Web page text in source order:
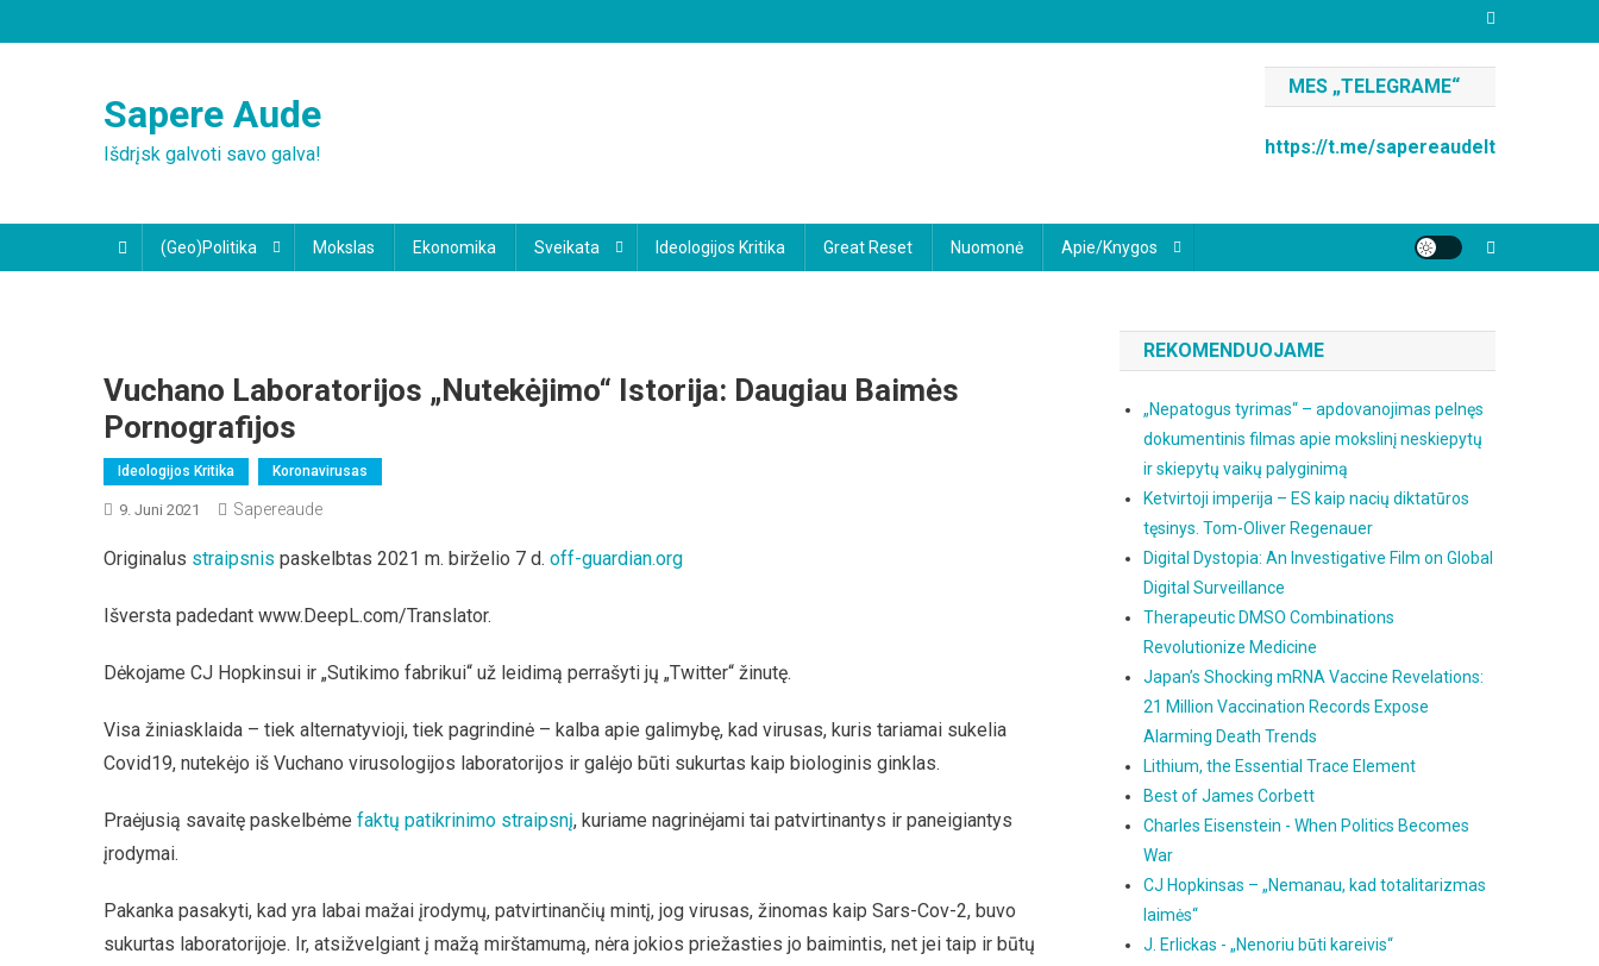
to
Sapere Aude
Išdrįsk galvoti savo galva!
MES „TELEGRAME“
https://t.me/sapereaudelt
(Geo)Politika Mokslas Ekonomika Sveikata Ideologijos Kritika Great Reset Nuomonė Apie/knygos
Vuchano Laboratorijos „nutekėjimo“ Istorija: Daugiau Baimės
Pornografijos
Ideologijos Kritika Koronavirusas
9. Juni 2021 Sapereaude
Originalus straipsnis paskelbtas 2021 m. birželio 7 d. off-guardian.org
Išversta padedant www.DeepL.com/Translator.
Dėkojame CJ Hopkinsui ir „Sutikimo fabrikui“ už leidimą perrašyti jų „Twitter“ žinutę.
Visa žiniasklaida – tiek alternatyvioji, tiek pagrindinė – kalba apie galimybę, kad virusas, kuris tariamai sukelia
Covid19, nutekėjo iš Vuchano virusologijos laboratorijos ir galėjo būti sukurtas kaip biologinis ginklas.
Praėjusią savaitę paskelbėme faktų patikrinimo straipsnį, kuriame nagrinėjami tai patvirtinantys ir paneigiantys
įrodymai.
Pakanka pasakyti, kad yra labai mažai įrodymų, patvirtinančių mintį, jog virusas, žinomas kaip Sars-Cov-2, buvo
sukurtas laboratorijoje. Ir, atsižvelgiant į mažą mirštamumą, nėra jokios priežasties jo baimintis, net jei taip ir būtų
REKOMENDUOJAME
„Nepatogus tyrimas“ – apdovanojimas pelnęs
dokumentinis filmas apie mokslinį neskiepytų
ir skiepytų vaikų palyginimą
Ketvirtoji imperija – ES kaip nacių diktatūros
tęsinys. Tom-Oliver Regenauer
Digital Dystopia: An Investigative Film on Global
Digital Surveillance
Therapeutic DMSO Combinations
Revolutionize Medicine
Japan’s Shocking mRNA Vaccine Revelations:
21 Million Vaccination Records Expose
Alarming Death Trends
Lithium, the Essential Trace Element
Best of James Corbett
Charles Eisenstein - When Politics Becomes
War
CJ Hopkinsas – „Nemanau, kad totalitarizmas
laimės“
J. Erlickas - „Nenoriu būti kareivis“